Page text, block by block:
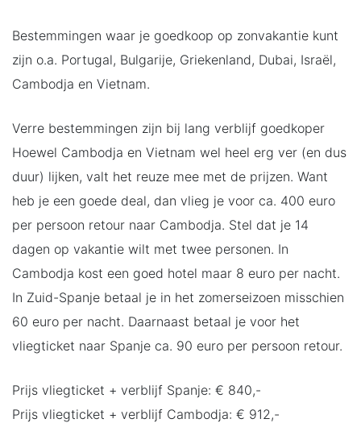
Bestemmingen waar je goedkoop op zonvakantie kunt
zijn o.a. Portugal, Bulgarije, Griekenland, Dubai, Israël,
Cambodja en Vietnam.
Verre bestemmingen zijn bij lang verblijf goedkoper
Hoewel Cambodja en Vietnam wel heel erg ver (en dus
duur) lijken, valt het reuze mee met de prijzen. Want
heb je een goede deal, dan vlieg je voor ca. 400 euro
per persoon retour naar Cambodja. Stel dat je 14
dagen op vakantie wilt met twee personen. In
Cambodja kost een goed hotel maar 8 euro per nacht.
In Zuid-Spanje betaal je in het zomerseizoen misschien
60 euro per nacht. Daarnaast betaal je voor het
vliegticket naar Spanje ca. 90 euro per persoon retour.
Prijs vliegticket + verblijf Spanje: € 840,-
Prijs vliegticket + verblijf Cambodja: € 912,-